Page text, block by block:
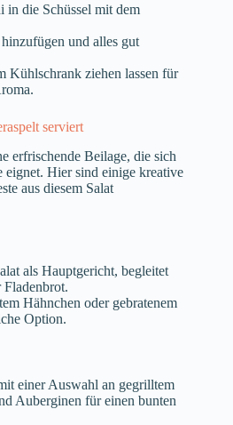
in die Schüssel mit dem
und alles gut
Kühlschrank ziehen lassen für
serviert
erfrischende Beilage, die sich
eignet. Hier sind einige kreative
aus diesem Salat
als Hauptgericht, begleitet
Hähnchen oder gebratenem
Option.
einer Auswahl an gegrilltem
Auberginen für einen bunten